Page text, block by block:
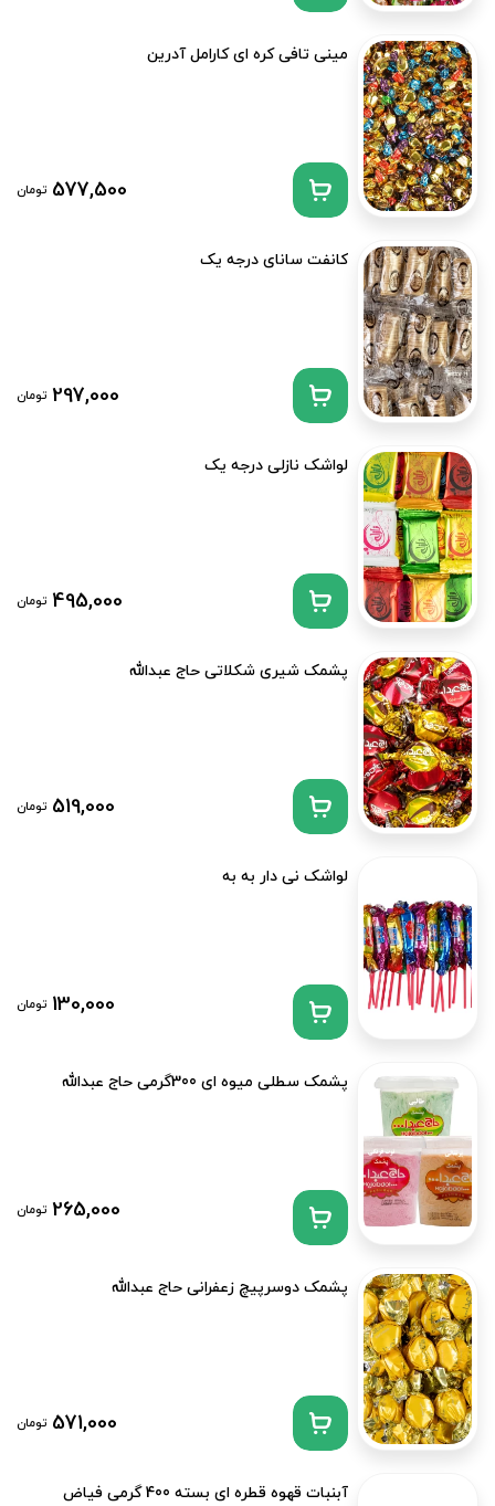
مینی تافی کره ای کارامل آدرین
577,500 تومان
کانفت سانای درجه یک
297,000 تومان
لواشک نازلی درجه یک
495,000 تومان
پشمک شیری شکلاتی حاج عبدالله
519,000 تومان
لواشک نی دار به به
130,000 تومان
پشمک سطلی میوه ای 300گرمی حاج عبدالله
265,000 تومان
پشمک دوسرپیچ زعفرانی حاج عبدالله
571,000 تومان
آبنبات قهوه قطره ای بسته 400 گرمی فیاض